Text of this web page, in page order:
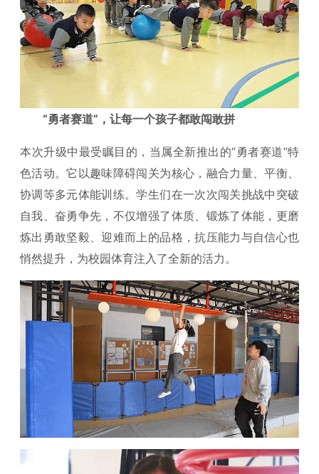
“勇者赛道”，让每一个孩子都敢闯敢拼
本次升级中最受瞩目的，当属全新推出的“勇者赛道”特
色活动。它以趣味障碍闯关为核心，融合力量、平衡、
协调等多元体能训练。学生们在一次次闯关挑战中突破
自我、奋勇争先，不仅增强了体质、锻炼了体能，更磨
炼出勇敢坚毅、迎难而上的品格，抗压能力与自信心也
悄然提升，为校园体育注入了全新的活力。